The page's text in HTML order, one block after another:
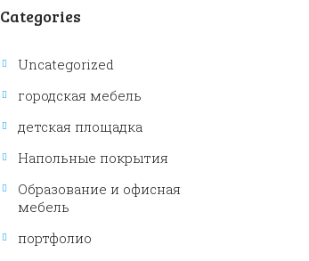
Categories
Uncategorized
городская мебель
детская площадка
Напольные покрытия
Образование и офисная
мебель
портфолио